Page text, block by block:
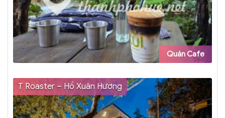
Quán Cafe
T Roaster – Hồ Xuân Hương